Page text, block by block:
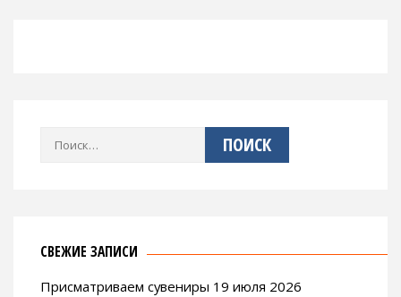
Найти:
СВЕЖИЕ ЗАПИСИ
Присматриваем сувениры 19 июля 2026